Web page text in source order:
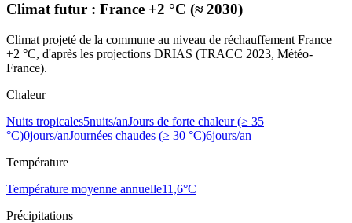
Climat futur : France +2 °C (≈ 2030)
Climat projeté de la commune au niveau de réchauffement France
+2 °C, d'après les projections DRIAS (TRACC 2023, Météo-
France).
Chaleur
Nuits tropicales5nuits/anJours de forte chaleur (≥ 35
°C)0jours/anJournées chaudes (≥ 30 °C)6jours/an
Température
Température moyenne annuelle11,6°C
Précipitations